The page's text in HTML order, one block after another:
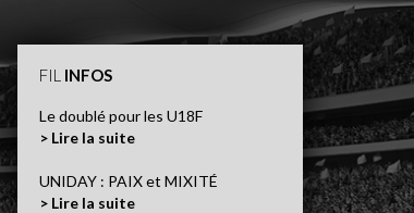
FIL INFOS
Le doublé pour les U18F
> Lire la suite
UNIDAY : PAIX et MIXITÉ
> Lire la suite